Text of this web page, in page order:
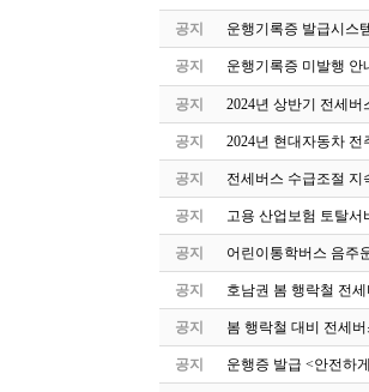
공지 운행기록증 발급시스
공지 운행기록증 미발행 안
공지 2024년 상반기 전세
공지 2024년 현대자동차
공지 전세버스 수급조절 지
공지 고용 산업보험 토탈서
공지 어린이통학버스 음주
공지 호남권 봄 행락철 전
공지 봄 행락철 대비 전세
공지 운행증 발급 <안전하